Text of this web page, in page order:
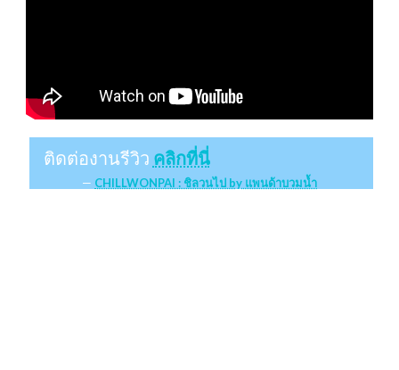
ติดต่องานรีวิว คลิกที่นี่
CHILLWONPAI : ชิลวนไป by แพนด้าบวมน้ำ